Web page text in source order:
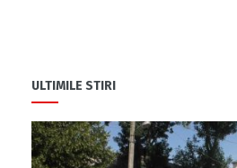
ULTIMILE STIRI